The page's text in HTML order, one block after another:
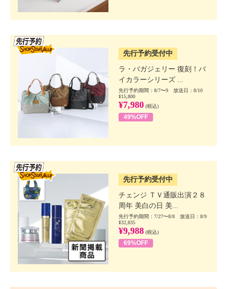
先行予約受付中
ラ・バガジェリー 復刻！バ
イカラーシリーズ ...
先行予約期間：8/7〜9 放送日：8/10
¥15,800
¥7,980 (税込)
49%OFF
先行予約受付中
チェンジ ＴＶ通販出演２８
周年 美白の日 美...
先行予約期間：7/27〜8/8 放送日：8/9
¥32,835
¥9,988 (税込)
69%OFF